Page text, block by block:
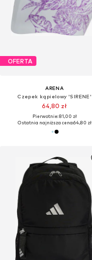
OFERTA
ARENA
Czepek kąpielowy 'SIRENE'
64,80 zł
Pierwotnie: 81,00 zł
Ostatnia najniższa cena:64,80 zł